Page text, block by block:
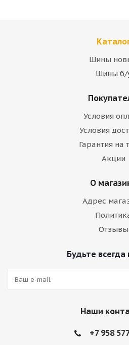
Шины
Шины б/
Условия
Условия
Гарантия на
Акции
О
Адрес
Отзывы
Будьте всегда
Наши
+7 958